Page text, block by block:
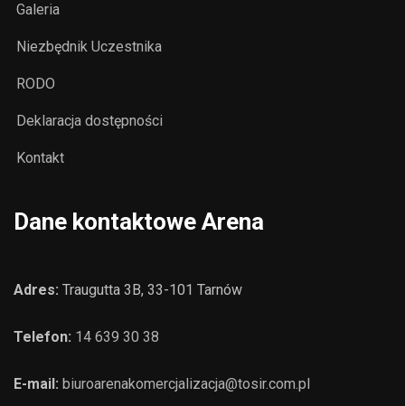
Galeria
Niezbędnik Uczestnika
RODO
Deklaracja dostępności
Kontakt
Dane kontaktowe Arena
Adres: Traugutta 3B, 33-101 Tarnów
Telefon: 14 639 30 38
E-mail: biuroarenakomercjalizacja@tosir.com.pl